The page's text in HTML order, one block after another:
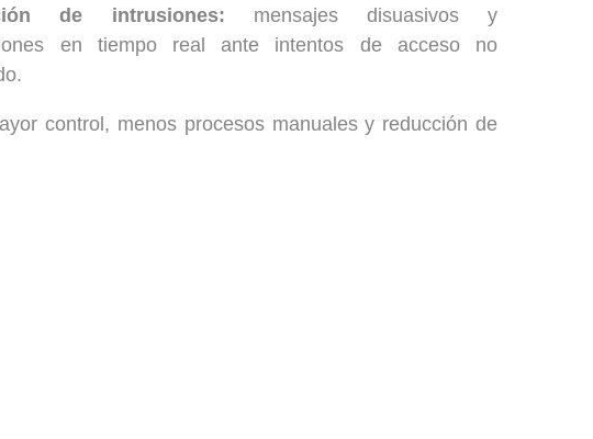
de intrusiones: mensajes disuasivos y
en tiempo real ante intentos de acceso no
control, menos procesos manuales y reducción de